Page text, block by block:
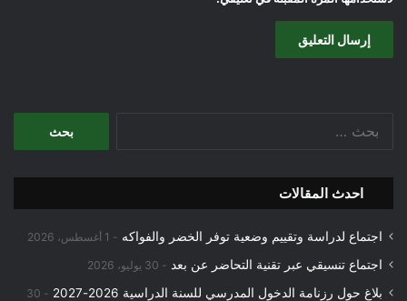
احدث المقالات
اجتماع لدراسة وتقييم وضعية توفر الخضر والفواكه 1 أغسطس، 2026
اجتماع تنسيقي عبر تقنية التحاضر عن بعد 30 يوليو، 2026
بلاغ حول رزنامة الدخول المدرسي للسنة الدراسية 2026-2027
30